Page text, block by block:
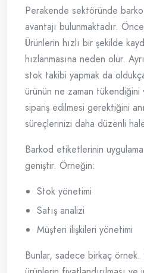
Perakende sektöründe
avantajı bulunmaktadır.
Ürünlerin hızlı bir şekilde
hızlanmasına neden olur.
stok takibi yapmak da
ürünün ne zaman
sipariş edilmesi gerektiğini
süreçlerinizi daha düzenli
Barkod etiketlerinin
geniştir. Örneğin:
Stok yönetimi
Satış analizi
Müşteri ilişkileri yönetimi
Bunlar, sadece birkaç